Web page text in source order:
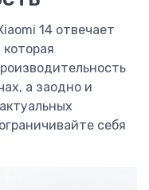
14 отвечает
а заодно и
себя